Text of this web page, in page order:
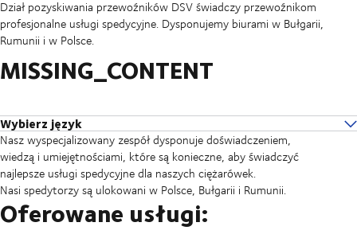
Dział pozyskiwania przewoźników DSV świadczy przewoźnikom
profesjonalne usługi spedycyjne. Dysponujemy biurami w Bułgarii,
Rumunii i w Polsce.
MISSING_CONTENT
Wybierz język
IN ENGLISH
PO POLSKU
НА РУССКОМ
IN LIMBA ROMANA
НА БЪЛГАРСКИ
Nasz wyspecjalizowany zespół dysponuje doświadczeniem,
wiedzą i umiejętnościami, które są konieczne, aby świadczyć
najlepsze usługi spedycyjne dla naszych ciężarówek.
Nasi spedytorzy są ulokowani w Polsce, Bułgarii i Rumunii.
Oferowane usługi: